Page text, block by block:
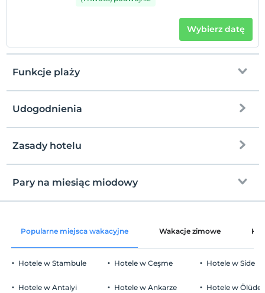
Wybierz datę
Funkcje plaży
na plażę
plaża piaskowa
Leżaki i parasole
Udogodnienia
wolny wifi
Zasady hotelu
Zameldować się
Po 14:00
Wymeldować się
Zwierzęta
Dzieci)
Pary na miesiąc miodowy
dekoracja pokoju
Popularne miejsca wakacyjne Wakacje zimowe
Hotele w Stambule
Hotele w Antalyi
Hotele w Ceşme
Hotele w Ankarze
Hotele w Side
Hotele w